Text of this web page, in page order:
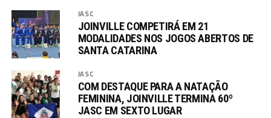
JASC
JOINVILLE COMPETIRÁ EM 21
MODALIDADES NOS JOGOS ABERTOS DE
SANTA CATARINA
JASC
COM DESTAQUE PARA A NATAÇÃO
FEMININA, JOINVILLE TERMINA 60º
JASC EM SEXTO LUGAR